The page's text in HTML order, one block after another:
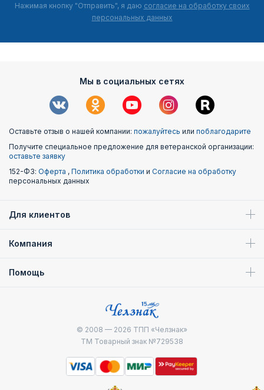
Нажимая кнопку "Отправить", я даю согласие на обработку своих
персональных данных
Мы в социальных сетях
Оставьте отзыв о нашей компании: пожалуйтесь или поблагодарите
Получите специальное предложение для ветеранской организации:
оставьте заявку
152-ФЗ: Оферта , Политика обработки и Согласие на обработку
персональных данных
Для клиентов
Компания
Помощь
© 2008 — 2026 ТПП «Челзнак»
ТМ Товарный знак №729538